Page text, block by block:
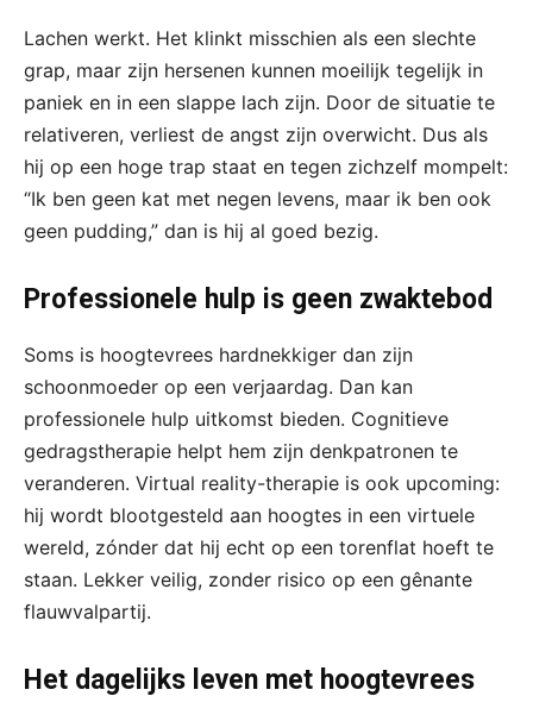
Lachen werkt. Het klinkt misschien als een slechte
grap, maar zijn hersenen kunnen moeilijk tegelijk in
paniek en in een slappe lach zijn. Door de situatie te
relativeren, verliest de angst zijn overwicht. Dus als
hij op een hoge trap staat en tegen zichzelf mompelt:
“Ik ben geen kat met negen levens, maar ik ben ook
geen pudding,” dan is hij al goed bezig.
Professionele hulp is geen zwaktebod
Soms is hoogtevrees hardnekkiger dan zijn
schoonmoeder op een verjaardag. Dan kan
professionele hulp uitkomst bieden. Cognitieve
gedragstherapie helpt hem zijn denkpatronen te
veranderen. Virtual reality-therapie is ook upcoming:
hij wordt blootgesteld aan hoogtes in een virtuele
wereld, zónder dat hij echt op een torenflat hoeft te
staan. Lekker veilig, zonder risico op een gênante
flauwvalpartij.
Het dagelijks leven met hoogtevrees